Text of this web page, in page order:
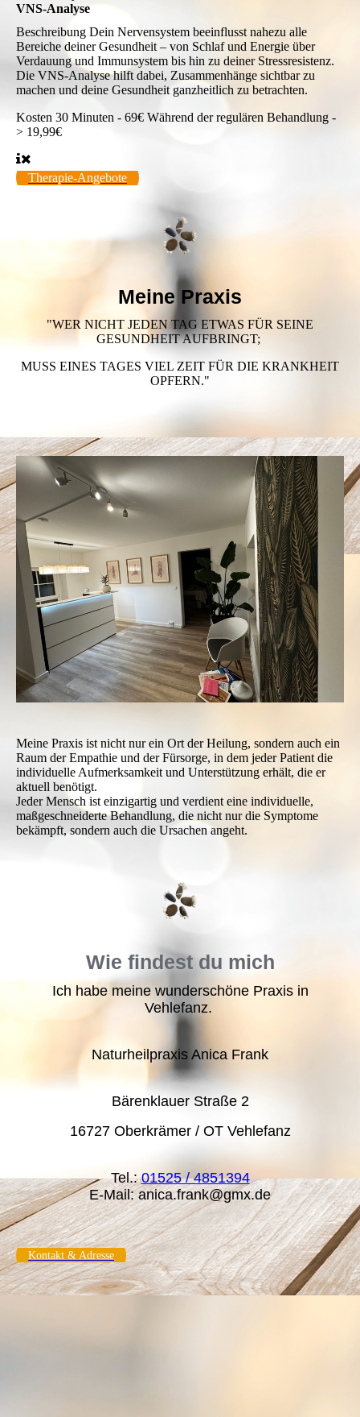
VNS-Analyse
Beschreibung Dein Nervensystem beeinflusst nahezu alle
Bereiche deiner Gesundheit – von Schlaf und Energie über
Verdauung und Immunsystem bis hin zu deiner Stressresistenz.
Die VNS-Analyse hilft dabei, Zusammenhänge sichtbar zu
machen und deine Gesundheit ganzheitlich zu betrachten.
Kosten 30 Minuten - 69€ Während der regulären Behandlung -
> 19,99€
Therapie-Angebote
Meine Praxis
"WER NICHT JEDEN TAG ETWAS FÜR SEINE
GESUNDHEIT AUFBRINGT;
MUSS EINES TAGES VIEL ZEIT FÜR DIE KRANKHEIT
OPFERN."
Meine Praxis ist nicht nur ein Ort der Heilung, sondern auch ein
Raum der Empathie und der Fürsorge, in dem jeder Patient die
individuelle Aufmerksamkeit und Unterstützung erhält, die er
aktuell benötigt.
Jeder Mensch ist einzigartig und verdient eine individuelle,
maßgeschneiderte Behandlung, die nicht nur die Symptome
bekämpft, sondern auch die Ursachen angeht.
Wie findest du mich
Ich habe meine wunderschöne Praxis in
Vehlefanz.
Naturheilpraxis Anica Frank
Bärenklauer Straße 2
16727 Oberkrämer / OT Vehlefanz
Tel.:01525 / 4851394
E-Mail: anica.frank@gmx.de
Kontakt & Adresse